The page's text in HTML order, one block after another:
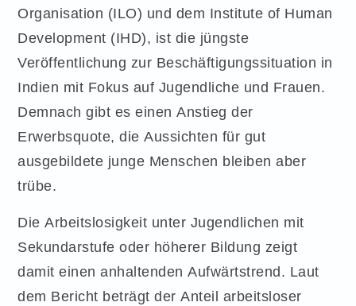
Organisation (ILO) und dem Institute of Human
Development (IHD), ist die jüngste
Veröffentlichung zur Beschäftigungssituation in
Indien mit Fokus auf Jugendliche und Frauen.
Demnach gibt es einen Anstieg der
Erwerbsquote, die Aussichten für gut
ausgebildete junge Menschen bleiben aber
trübe.
Die Arbeitslosigkeit unter Jugendlichen mit
Sekundarstufe oder höherer Bildung zeigt
damit einen anhaltenden Aufwärtstrend. Laut
dem Bericht beträgt der Anteil arbeitsloser